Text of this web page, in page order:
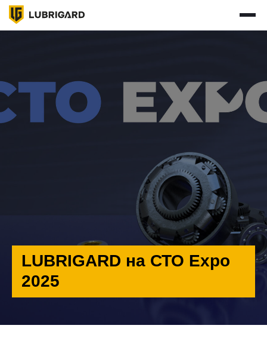
ГДЕ КУПИТЬ
НОВОСТИ
КОНТАКТЫ
+7 495 241 01 43
ПН-ЧТ: 9:00 - 18:00 (МСК)
для общих вопросов
LUBRIGARD на СТО Expo
2025